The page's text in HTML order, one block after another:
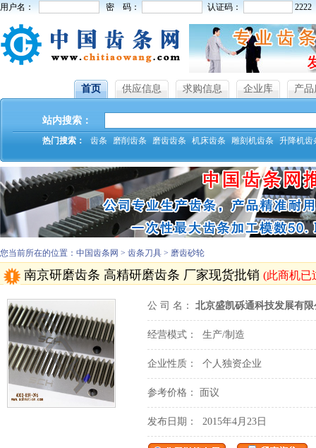
用户名： 密 码： 认证码： 2222
首页 供应信息 求购信息 企业库 产品
站内搜索：
热门搜索： 齿条 磨削齿条 磨齿齿条 机床齿条 雕刻机齿条 升降机齿
您当前所在的位置：中国齿条网 > 齿条刀具 > 磨齿砂轮
南京研磨齿条 高精研磨齿条 厂家现货批销 (此商机已
公 司 名： 北京盛凯砾通科技发展有限
经营模式： 生产/制造
企业性质： 个人独资企业
参考价格： 面议
发布日期： 2015年4月23日